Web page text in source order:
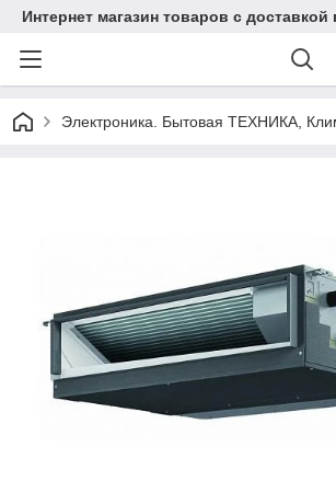
Интернет магазин товаров с доставкой
Электроника. Бытовая ТЕХНИКА,